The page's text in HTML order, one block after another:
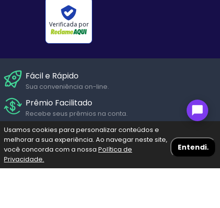
Verificada por
Fácil e Rápido
Sua conveniência on-line.
Prêmio Facilitado
Recebe seus prêmios na conta.
Suporte Humanizado
Fale com um de nossos atendentes em diversos canais de
Seg. a Sáb.
Pagamento Seguro
Navegação Blog
Usamos cookies para personalizar conteúdos e
melhorar a sua experiência. Ao navegar neste site,
você concorda com a nossa Política de
Privacidade.
Entendi.